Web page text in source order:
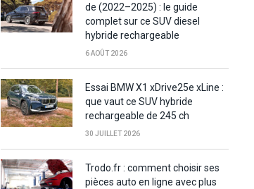
de (2022–2025) : le guide
complet sur ce SUV diesel
hybride rechargeable
6 AOÛT 2026
Essai BMW X1 xDrive25e xLine :
que vaut ce SUV hybride
rechargeable de 245 ch
30 JUILLET 2026
Trodo.fr : comment choisir ses
pièces auto en ligne avec plus